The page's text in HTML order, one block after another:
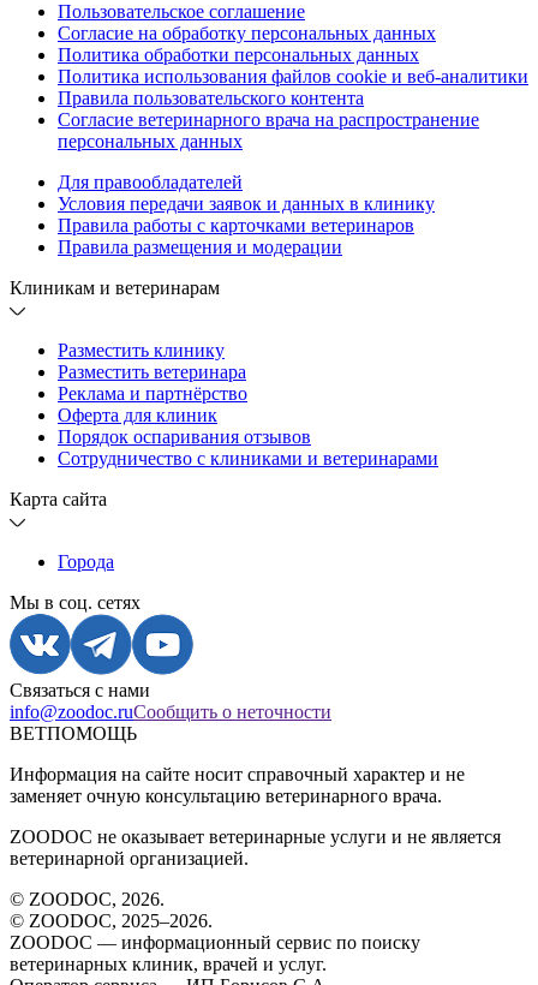
Пользовательское соглашение
Согласие на обработку персональных данных
Политика обработки персональных данных
Политика использования файлов cookie и веб-аналитики
Правила пользовательского контента
Согласие ветеринарного врача на распространение
персональных данных
Для правообладателей
Условия передачи заявок и данных в клинику
Правила работы с карточками ветеринаров
Правила размещения и модерации
Клиникам и ветеринарам
Разместить клинику
Разместить ветеринара
Реклама и партнёрство
Оферта для клиник
Порядок оспаривания отзывов
Сотрудничество с клиниками и ветеринарами
Карта сайта
Города
Мы в соц. сетях
Связаться с нами
info@zoodoc.ruСообщить о неточности
ВЕТПОМОЩЬ
Информация на сайте носит справочный характер и не
заменяет очную консультацию ветеринарного врача.
ZOODOC не оказывает ветеринарные услуги и не является
ветеринарной организацией.
© ZOODOC, 2026.
© ZOODOC, 2025–2026.
ZOODOC — информационный сервис по поиску
ветеринарных клиник, врачей и услуг.